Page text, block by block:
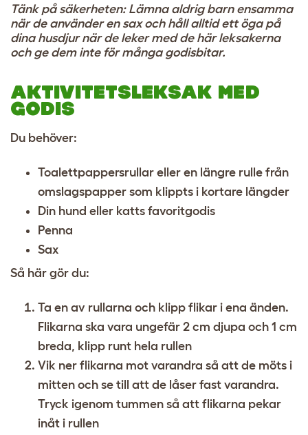
Tänk på säkerheten: Lämna aldrig barn ensamma
när de använder en sax och håll alltid ett öga på
dina husdjur när de leker med de här leksakerna
och ge dem inte för många godisbitar.
AKTIVITETSLEKSAK MED
GODIS
Du behöver:
Toalettpappersrullar eller en längre rulle från
omslagspapper som klippts i kortare längder
Din hund eller katts favoritgodis
Penna
Sax
Så här gör du:
Ta en av rullarna och klipp flikar i ena änden.
Flikarna ska vara ungefär 2 cm djupa och 1 cm
breda, klipp runt hela rullen
Vik ner flikarna mot varandra så att de möts i
mitten och se till att de låser fast varandra.
Tryck igenom tummen så att flikarna pekar
inåt i rullen